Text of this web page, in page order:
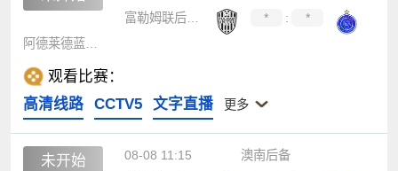
富勒姆联后备队 * :
*
观看比赛：
高清线路
CCTV5 文字直播 更多
未开始 08-08 11:15
澳南后备